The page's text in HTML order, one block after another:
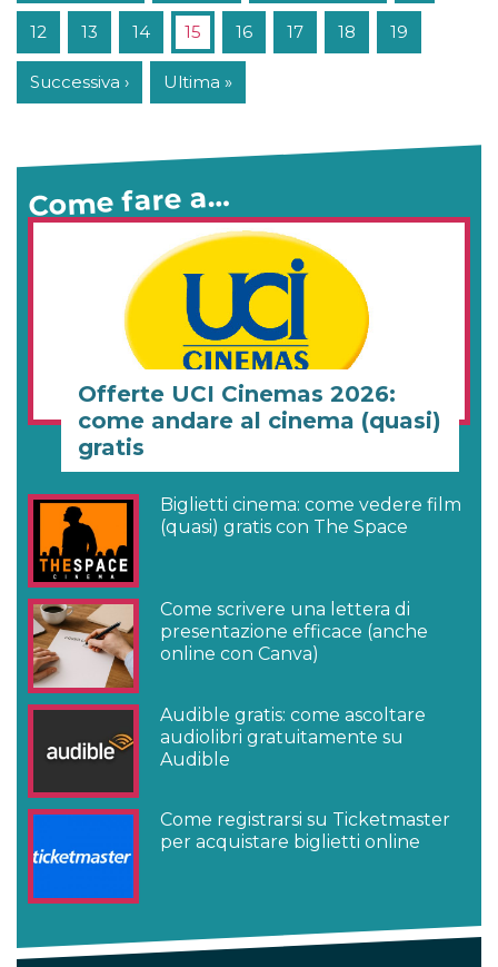
12 13 14 15 16 17 18 19
Successiva › Ultima »
Come fare a…
Offerte UCI Cinemas 2026:
come andare al cinema (quasi)
gratis
Biglietti cinema: come vedere film
(quasi) gratis con The Space
Come scrivere una lettera di
presentazione efficace (anche
online con Canva)
Audible gratis: come ascoltare
audiolibri gratuitamente su
Audible
Come registrarsi su Ticketmaster
per acquistare biglietti online